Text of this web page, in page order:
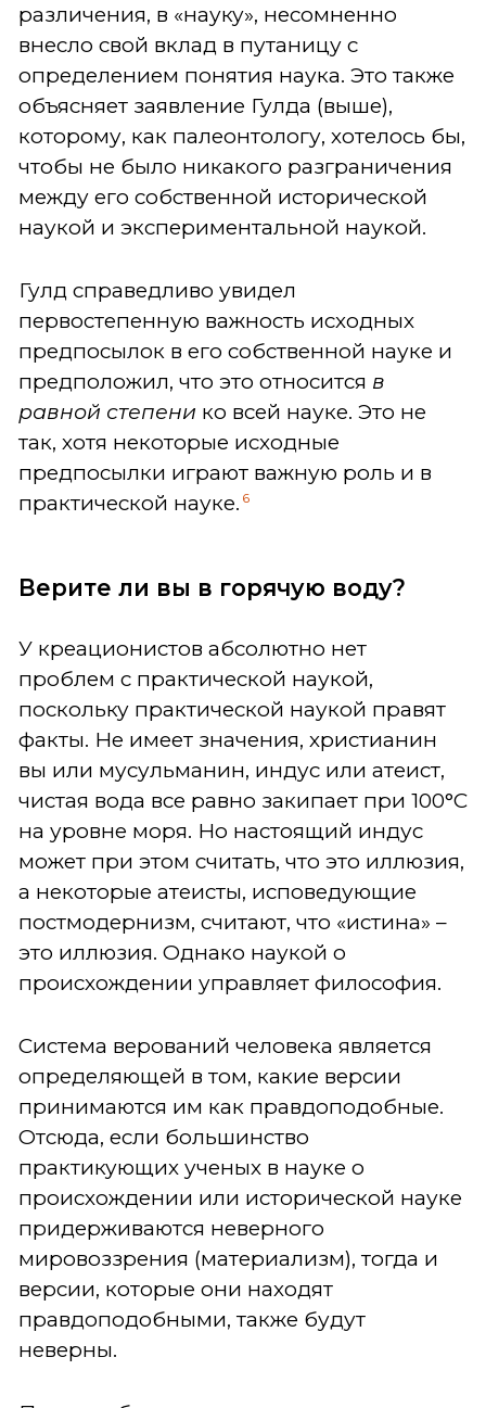
различения, в «науку», несомненно
внесло свой вклад в путаницу с
определением понятия наука. Это также
объясняет заявление Гулда (выше),
которому, как палеонтологу, хотелось бы,
чтобы не было никакого разграничения
между его собственной исторической
наукой и экспериментальной наукой.
Гулд справедливо увидел
первостепенную важность исходных
предпосылок в его собственной науке и
предположил, что это относится в
равной степени ко всей науке. Это не
так, хотя некоторые исходные
предпосылки играют важную роль и в
практической науке. 6
Верите ли вы в горячую воду?
У креационистов абсолютно нет
проблем с практической наукой,
поскольку практической наукой правят
факты. Не имеет значения, христианин
вы или мусульманин, индус или атеист,
чистая вода все равно закипает при 100°C
на уровне моря. Но настоящий индус
может при этом считать, что это иллюзия,
а некоторые атеисты, исповедующие
постмодернизм, считают, что «истина» –
это иллюзия. Однако наукой о
происхождении управляет философия.
Система верований человека является
определяющей в том, какие версии
принимаются им как правдоподобные.
Отсюда, если большинство
практикующих ученых в науке о
происхождении или исторической науке
придерживаются неверного
мировоззрения (материализм), тогда и
версии, которые они находят
правдоподобными, также будут
неверны.